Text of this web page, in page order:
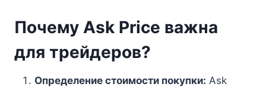
Почему Ask Price важна
для трейдеров?
Определение стоимости покупки: Ask